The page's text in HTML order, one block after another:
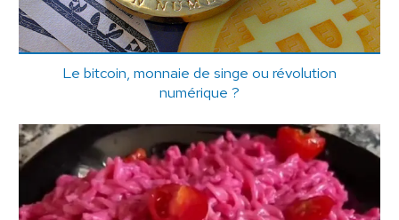
Le bitcoin, monnaie de singe ou révolution
numérique ?